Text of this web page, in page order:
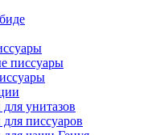
писсуары
унитазов
писсуаров